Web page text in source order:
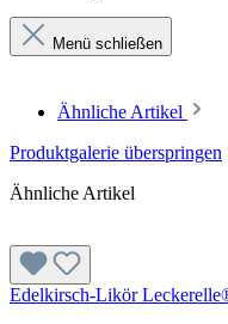
Menü schließen
Ähnliche Artikel
Produktgalerie überspringen
Ähnliche Artikel
Edelkirsch-Likör